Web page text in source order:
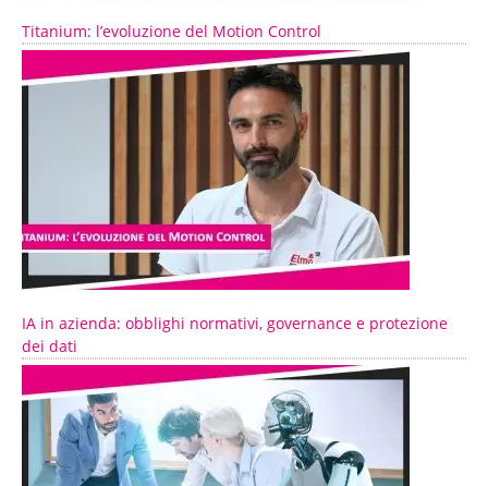
Titanium: l’evoluzione del Motion Control
IA in azienda: obblighi normativi, governance e protezione
dei dati